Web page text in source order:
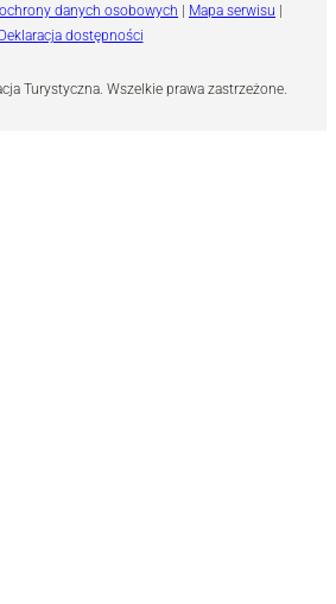
Turystyczna. Wszelkie prawa zastrzeżone.
danych osobowych | Mapa serwisu |
Deklaracja dostępności